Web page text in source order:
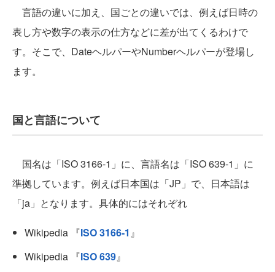
言語の違いに加え、国ごとの違いでは、例えば日時の
表し方や数字の表示の仕方などに差が出てくるわけで
す。そこで、DateヘルパーやNumberヘルパーが登場し
ます。
国と言語について
国名は「ISO 3166-1」に、言語名は「ISO 639-1」に
準拠しています。例えば日本国は「JP」で、日本語は
「ja」となります。具体的にはそれぞれ
Wikipedia 『ISO 3166-1 』
Wikipedia 『ISO 639』